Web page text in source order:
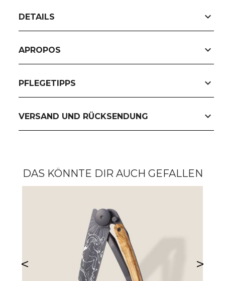
DETAILS expand_more
APROPOS expand_more
PFLEGETIPPS expand_more
VERSAND UND RÜCKSENDUNG expand_more
DAS KÖNNTE DIR AUCH GEFALLEN
< >